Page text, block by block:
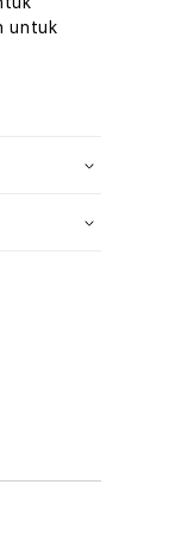
untuk